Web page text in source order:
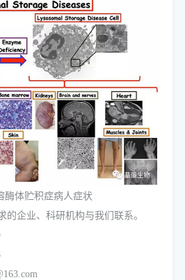
酶体贮积症病人症状
企业、科研机构与我们联系。